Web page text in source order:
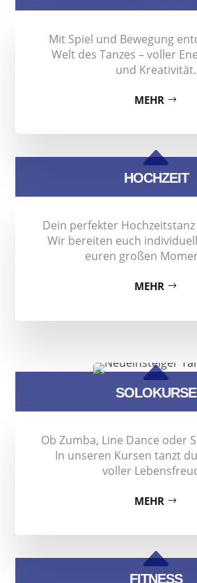
Mit Spiel und Bewegung
Welt des Tanzes – voller
und Kreativität.
MEHR
B
HOCHZEIT
Dein perfekter
Wir bereiten euch
euren großen
MEHR
B
SOLOKURSE
Ob Zumba, Line Dance oder
In unseren Kursen tanzt
voller
MEHR
B
FITNESS